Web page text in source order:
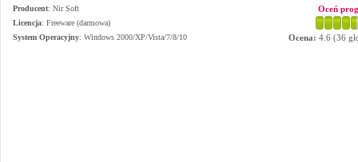
Producent: Nir Soft
Licencja: Freeware (darmowa)
System Operacyjny: Windows 2000/XP/Vista/7/8/10
Oceń
Ocena: 4.6 (36